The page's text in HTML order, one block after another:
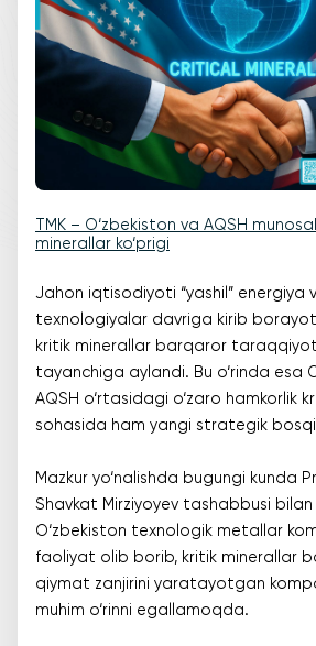
TMK – O‘zbekiston va AQSH
minerallar ko‘prigi
Jahon iqtisodiyoti “yashil” energiya
texnologiyalar davriga kirib
kritik minerallar barqaror
tayanchiga aylandi. Bu o‘rinda esa
AQSH o‘rtasidagi o‘zaro hamkorlik
sohasida ham yangi strategik
Mazkur yo‘nalishda bugungi kunda
Shavkat Mirziyoyev tashabbusi
O‘zbekiston texnologik metallar
faoliyat olib borib, kritik minerallar
qiymat zanjirini yaratayotgan
muhim o‘rinni egallamoqda.